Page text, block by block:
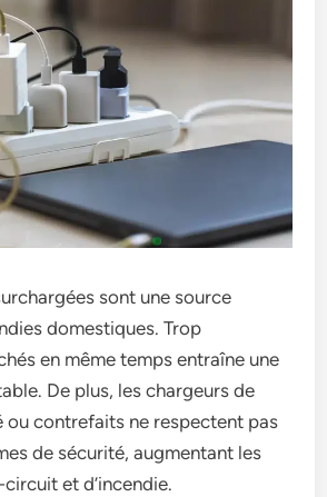
sont une source
domestiques. Trop
en même temps entraîne une
De plus, les chargeurs de
ou contrefaits ne respectent pas
de sécurité, augmentant les
et d’incendie.